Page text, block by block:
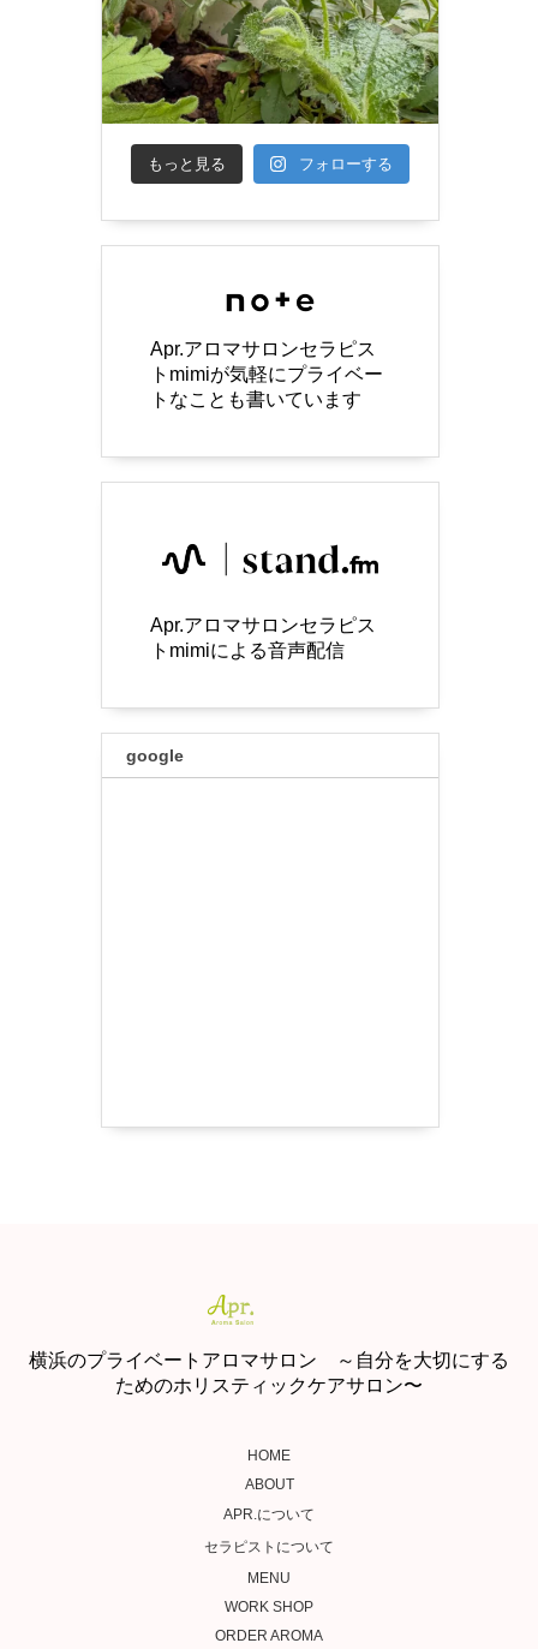
もっと見る フォローする
Apr.アロマサロンセラピス
トmimiが気軽にプライベー
トなことも書いています
Apr.アロマサロンセラピス
トmimiによる音声配信
google
横浜のプライベートアロマサロン ～自分を大切にする
ためのホリスティックケアサロン〜
HOME
ABOUT
APR.について
セラピストについて
MENU
WORK SHOP
ORDER AROMA